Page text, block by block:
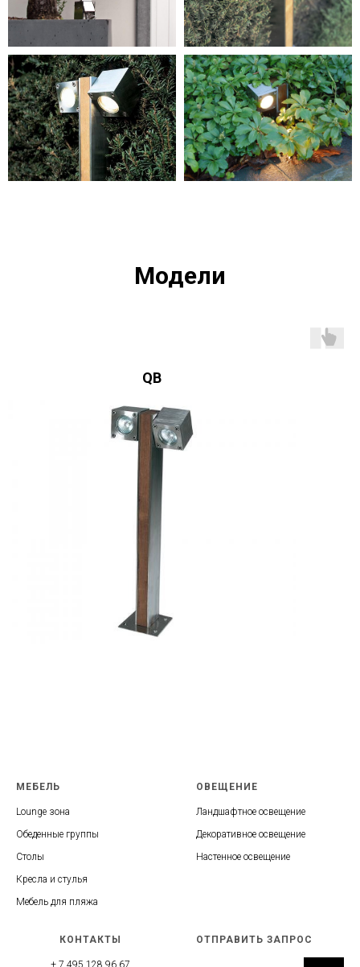
Модели
QB
МЕБЕЛЬ
Lounge зона
Обеденные группы
Столы
Кресла и стулья
Мебель для пляжа
ОВЕЩЕНИЕ
Ландшафтное освещение
Декоративное освещение
Настенное освещение
КОНТАКТЫ ОТПРАВИТЬ ЗАПРОС